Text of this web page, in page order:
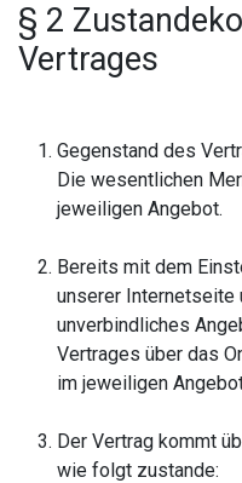
§ 2
Vertrages
Gegenstand des
Die wesentlichen
jeweiligen Angebot.
Bereits mit dem
unserer Internetseite
unverbindliches
Vertrages über das
im jeweiligen
Der Vertrag kommt
wie folgt zustande: